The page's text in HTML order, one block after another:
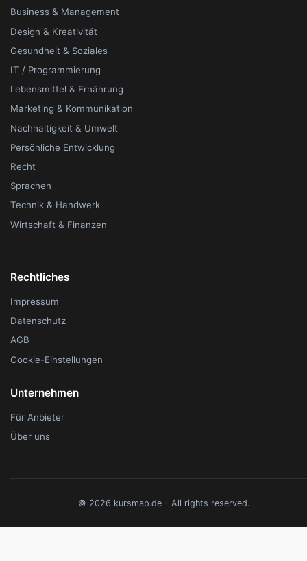
Business & Management
Design & Kreativität
Gesundheit & Soziales
IT / Programmierung
Lebensmittel & Ernährung
Marketing & Kommunikation
Nachhaltigkeit & Umwelt
Persönliche Entwicklung
Recht
Sprachen
Technik & Handwerk
Wirtschaft & Finanzen
Rechtliches
Impressum
Datenschutz
AGB
Cookie-Einstellungen
Unternehmen
Für Anbieter
Über uns
© 2026 kursmap.de - All rights reserved.